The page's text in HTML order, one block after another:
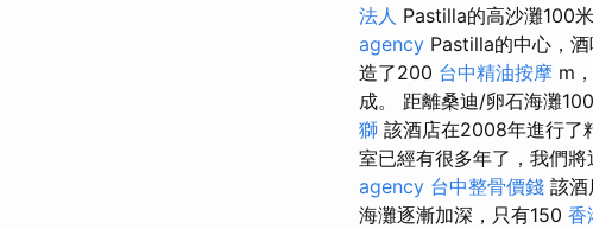
法人 Pastilla的高沙灘100米
agency Pastilla的中心，
造了200 台中精油按摩 m
成。 距離桑迪/卵石海灘
獅 該酒店在2008年進行了
室已經有很多年了，我們
agency 台中整骨價錢 該酒
海灘逐漸加深，只有150 香